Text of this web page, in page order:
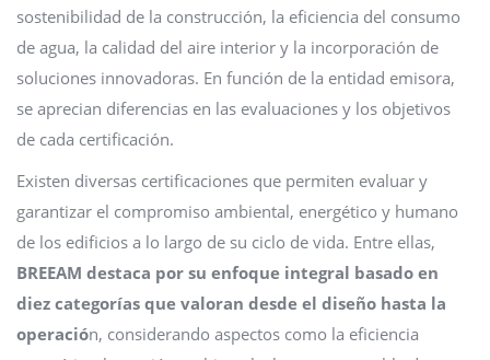
sostenibilidad de la construcción, la eficiencia del consumo
de agua, la calidad del aire interior y la incorporación de
soluciones innovadoras. En función de la entidad emisora,
se aprecian diferencias en las evaluaciones y los objetivos
de cada certificación.
Existen diversas certificaciones que permiten evaluar y
garantizar el compromiso ambiental, energético y humano
de los edificios a lo largo de su ciclo de vida. Entre ellas,
BREEAM destaca por su enfoque integral basado en
diez categorías que valoran desde el diseño hasta la
operación, considerando aspectos como la eficiencia